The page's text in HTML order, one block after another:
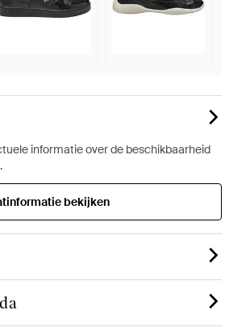
informatie over de beschikbaarheid
bekijken